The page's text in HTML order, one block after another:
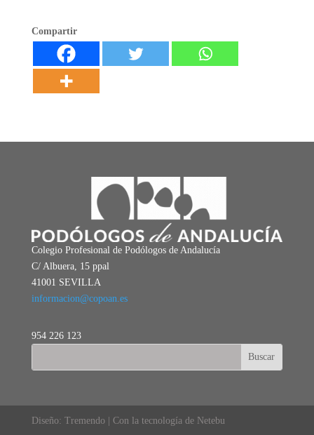
Compartir
Colegio Profesional de Podólogos de Andalucía
C/ Albuera, 15 ppal
41001 SEVILLA
informacion@copoan.es
954 226 123
Diseño: Tremendo | Con la tecnología de Netebu